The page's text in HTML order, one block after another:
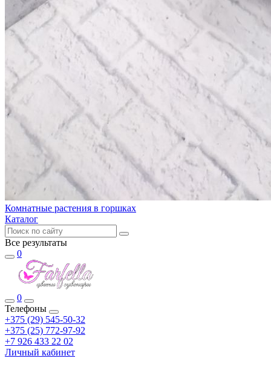
Комнатные растения в горшках
Каталог
Все результаты
0
0
Телефоны
+375 (29) 545-50-32
+375 (25) 772-97-92
+7 926 433 22 02
Личный кабинет